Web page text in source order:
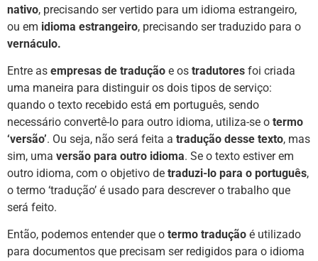
nativo, precisando ser vertido para um idioma estrangeiro,
ou em idioma estrangeiro, precisando ser traduzido para o
vernáculo.
Entre as empresas de tradução e os tradutores foi criada
uma maneira para distinguir os dois tipos de serviço:
quando o texto recebido está em português, sendo
necessário convertê-lo para outro idioma, utiliza-se o termo
‘versão’. Ou seja, não será feita a tradução desse texto, mas
sim, uma versão para outro idioma. Se o texto estiver em
outro idioma, com o objetivo de traduzi-lo para o português,
o termo ‘tradução’ é usado para descrever o trabalho que
será feito.
Então, podemos entender que o termo tradução é utilizado
para documentos que precisam ser redigidos para o idioma